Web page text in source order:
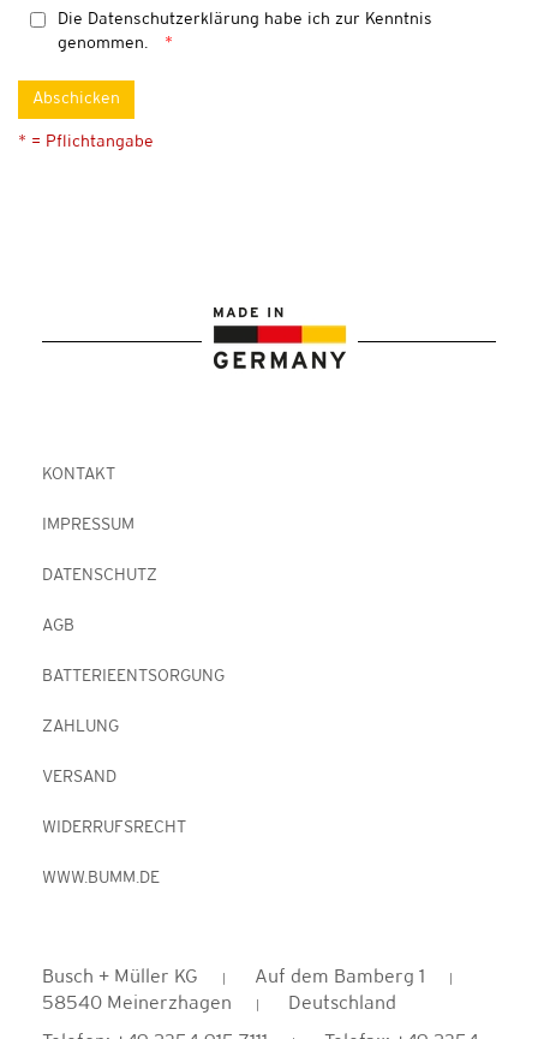
Die Datenschutzerklärung habe ich zur Kenntnis
genommen.
Abschicken
* = Pflichtangabe
KONTAKT
IMPRESSUM
DATENSCHUTZ
AGB
BATTERIEENTSORGUNG
ZAHLUNG
VERSAND
WIDERRUFSRECHT
WWW.BUMM.DE
Busch + Müller KG
Auf dem Bamberg 1
58540 Meinerzhagen
Deutschland